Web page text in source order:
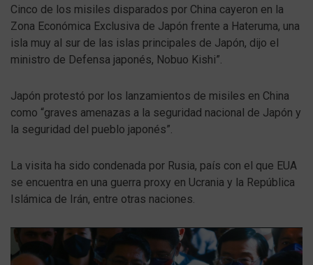
Cinco de los misiles disparados por China cayeron en la
Zona Económica Exclusiva de Japón frente a Hateruma, una
isla muy al sur de las islas principales de Japón, dijo el
ministro de Defensa japonés, Nobuo Kishi”.
Japón protestó por los lanzamientos de misiles en China
como “graves amenazas a la seguridad nacional de Japón y
la seguridad del pueblo japonés”.
La visita ha sido condenada por Rusia, país con el que EUA
se encuentra en una guerra proxy en Ucrania y la República
Islámica de Irán, entre otras naciones.